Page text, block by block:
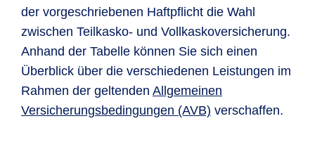
der vorgeschriebenen Haftpflicht die Wahl
zwischen Teilkasko- und Vollkaskoversicherung.
Anhand der Tabelle können Sie sich einen
Überblick über die verschiedenen Leistungen im
Rahmen der geltenden Allgemeinen
Versicherungsbedingungen (AVB) verschaffen.